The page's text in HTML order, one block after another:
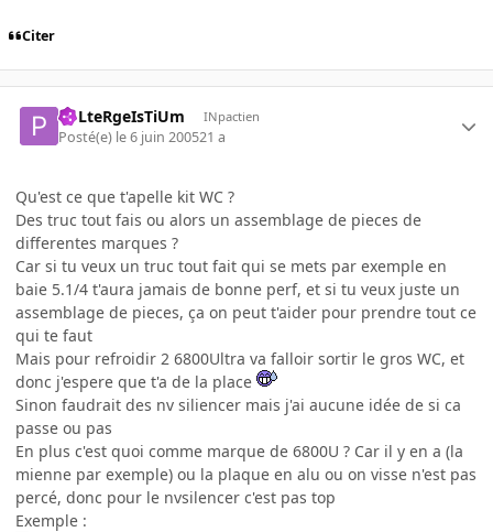
Citer
PoLteRgeIsTiUm INpactien
Posté(e) le 6 juin 200521 a
Qu'est ce que t'apelle kit WC ?
Des truc tout fais ou alors un assemblage de pieces de
differentes marques ?
Car si tu veux un truc tout fait qui se mets par exemple en
baie 5.1/4 t'aura jamais de bonne perf, et si tu veux juste un
assemblage de pieces, ça on peut t'aider pour prendre tout ce
qui te faut
Mais pour refroidir 2 6800Ultra va falloir sortir le gros WC, et
donc j'espere que t'a de la place
Sinon faudrait des nv siliencer mais j'ai aucune idée de si ca
passe ou pas
En plus c'est quoi comme marque de 6800U ? Car il y en a (la
mienne par exemple) ou la plaque en alu ou on visse n'est pas
percé, donc pour le nvsilencer c'est pas top
Exemple :